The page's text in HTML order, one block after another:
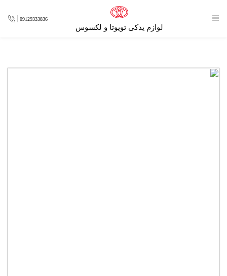
لوازم یدکی تویوتا و لکسوس
09129333836